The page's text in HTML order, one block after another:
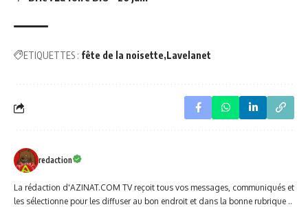
ETIQUETTES : fête de la noisette Lavelanet
redaction
La rédaction d'AZINAT.COM TV reçoit tous vos messages, communiqués et
les sélectionne pour les diffuser au bon endroit et dans la bonne rubrique ..